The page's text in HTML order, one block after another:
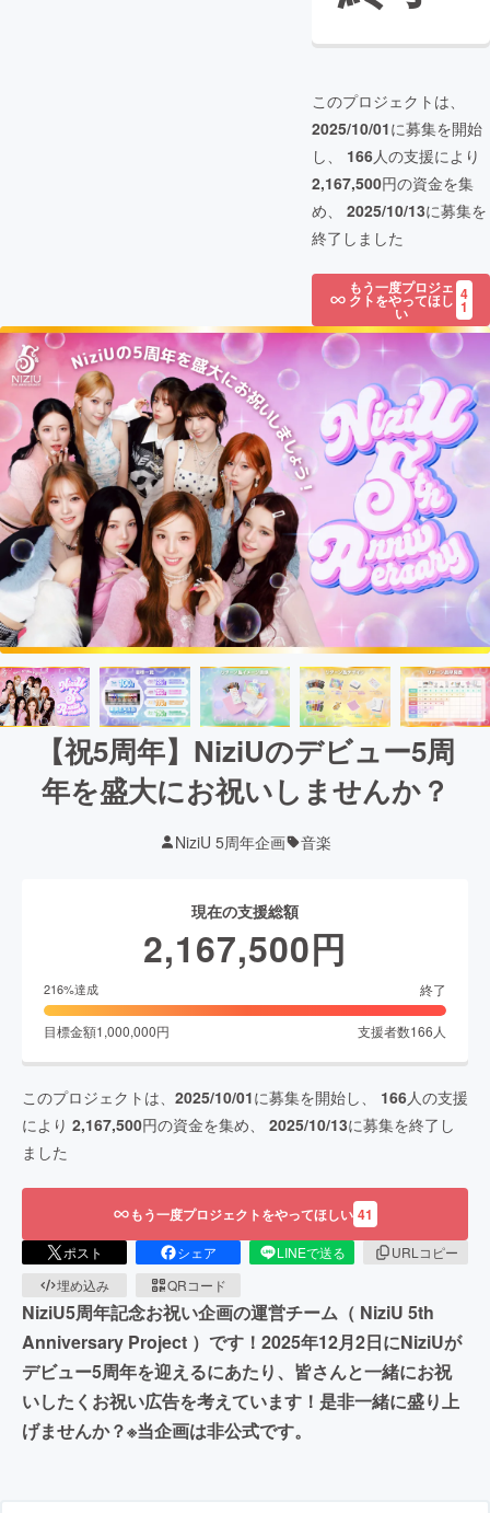
このプロジェクトは、
2025/10/01に募集を開始
し、 166人の支援により
2,167,500円の資金を集
め、 2025/10/13に募集を
終了しました
もう一度プロジェ
クトをやってほし
い
4
1
【祝5周年】NiziUのデビュー5周
年を盛大にお祝いしませんか？
NiziU 5周年企画 音楽
現在の支援総額
2,167,500円
216%達成 終了
目標金額1,000,000円 支援者数166 人
このプロジェクトは、 2025/10/01に募集を開始し、 166人の支援
により 2,167,500円の資金を集め、 2025/10/13に募集を終了し
ました
もう一度プロジェクトをやってほしい 41
ポスト シェア LINEで送る
URLコピー
埋め込み
QRコード
NiziU5周年記念お祝い企画の運営チーム（ NiziU 5th
Anniversary Project ）です！2025年12月2日にNiziUが
デビュー5周年を迎えるにあたり、皆さんと一緒にお祝
いしたくお祝い広告を考えています！是非一緒に盛り上
げませんか？※当企画は非公式です。